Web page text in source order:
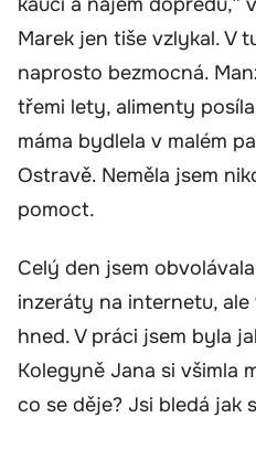
Marek jen tiše vzlykal. V
naprosto bezmocná.
třemi lety, alimenty
máma bydlela v malém
Ostravě. Neměla jsem
pomoct.
Celý den jsem
inzeráty na internetu,
hned. V práci jsem byla
Kolegyně Jana si všimla
co se děje? Jsi bledá jak